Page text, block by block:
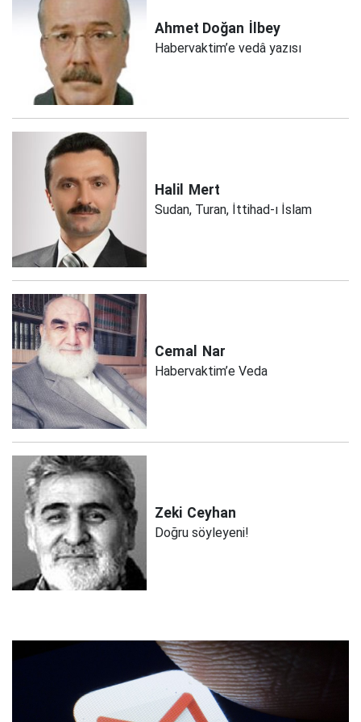
Ahmet Doğan İlbey
Habervaktim’e vedâ yazısı
Halil Mert
Sudan, Turan, İttihad-ı İslam
Cemal Nar
Habervaktim’e Veda
Zeki Ceyhan
Doğru söyleyeni!